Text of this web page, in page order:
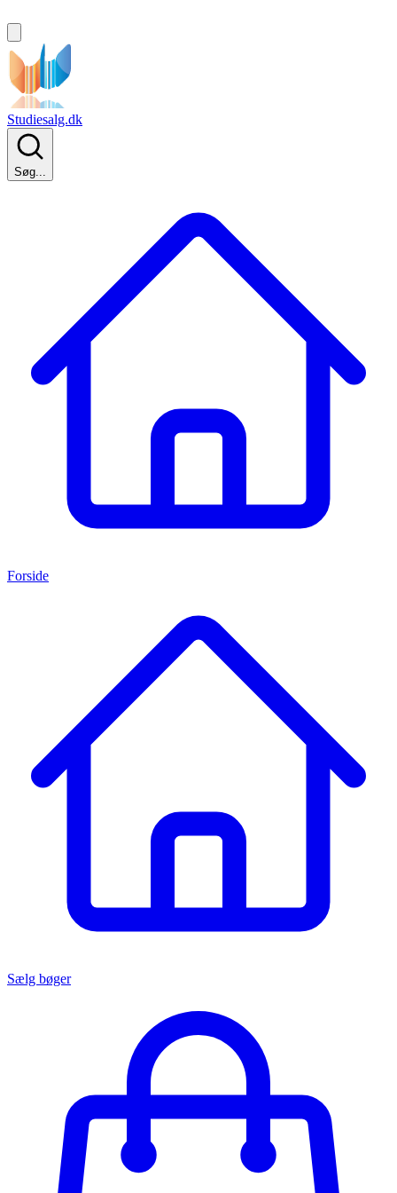
Studiesalg.dk
Søg...
Forside
Sælg bøger